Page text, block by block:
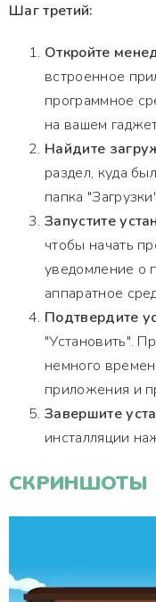
Шаг третий:
Откройте
встроенное
программное
на вашем
Найдите
раздел, куда
папка
Запустите
чтобы начать
уведомление о
аппаратное
Подтвердите
"Установить".
немного
приложения и
Завершите
инсталляции
СКРИНШОТЫ